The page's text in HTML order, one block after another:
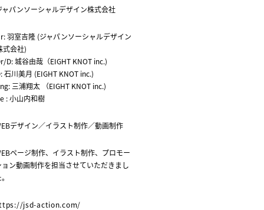
ャパンソーシャルデザイン株式会社
羽室吉隆 (ジャパンソーシャルデザイン
式会社)
D: 城谷由哉（EIGHT KNOT inc.)
石川美月 (EIGHT KNOT inc.)
三浦翔太 （EIGHT KNOT inc.)
: 小山内和樹
デザイン／イラスト制作／動画制作
ページ制作、イラスト制作、プロモー
ン動画制作を担当させていただきまし
jsd-action.com/